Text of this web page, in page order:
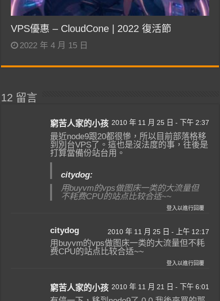
VPS優惠 – CloudCone | 2022 復活節
2022 年 4 月 15 日
12 留言
窮苦人家的小孩 2010 年 11 月 25 日 - 下午 2:37
最近node9跟20都很慘，所以目前部落格移
到別台VPS了。這也是沒法度的事，往後是
打算當備份站台用。
citydog:
用buyvm的vps做图床一类的大流量但
不耗费CPU的站点比较合适~~
登入以進行回覆
citydog 2010 年 11 月 25 日 - 上午 12:17
用buyvm的vps做图床一类的大流量但不耗
费CPU的站点比较合适~~
登入以進行回覆
窮苦人家的小孩 2010 年 11 月 21 日 - 下午 6:01